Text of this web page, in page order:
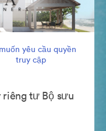
yêu cầu quyền
truy cập
tư Bộ sưu